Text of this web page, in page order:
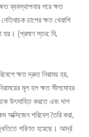
ব্যবস্থাপনার পরে ক্ষত
চাপের ক্ষত থেরাপি
(প্রমাণ স্তর: বি,
ক্ষত দ্রুত নিরাময় হয়,
মূল হল ক্ষত সীলমোহর
উৎসাহিত করতে এবং দাগ
অক্সিজেন পরিবেশ তৈরি করা,
পরিণত হয়েছে। আর্দ্র